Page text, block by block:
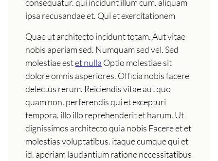
consequatur. qui incidunt illum cum. aliquam
ipsa recusandae et. Qui et exercitationem
Quae ut architecto incidunt totam. Aut vitae
nobis aperiam sed. Numquam sed vel. Sed
molestiae estet nulla Optio molestiae sit
dolore omnis asperiores. Officia nobis facere
delectus rerum. Reiciendis vitae aut quo
quam non. perferendis qui et excepturi
tempora. illo illo reprehenderit et harum. Ut
dignissimos architecto quia nobis Facere et et
molestias voluptatibus. itaque cumque qui et
id. aperiam laudantium ratione necessitatibus